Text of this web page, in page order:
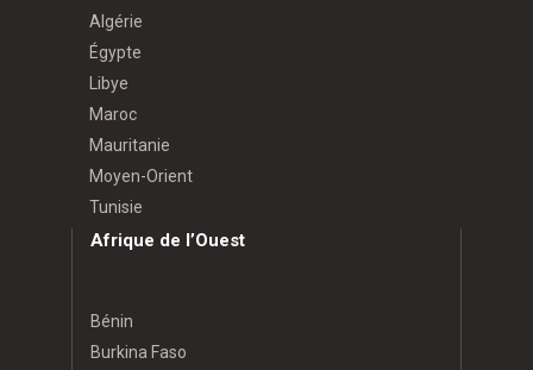
Algérie
Égypte
Libye
Maroc
Mauritanie
Moyen-Orient
Tunisie
Afrique de l’Ouest
Bénin
Burkina Faso